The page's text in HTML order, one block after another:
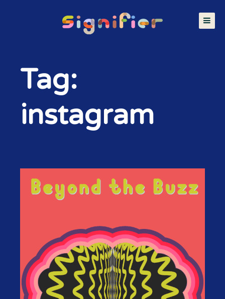
Tag:
instagram